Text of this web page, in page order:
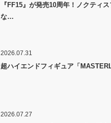
『FF15』が発売10周年！ノクティ
な…
2026.07.31
超ハイエンドフィギュア「
2026.07.27